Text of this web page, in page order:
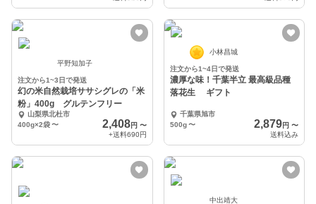
平野知加子
注文から1~3日で発送
幻の米自然栽培ササシグレの「米
粉」400g グルテンフリー
山梨県北杜市
400g×2袋〜 2,408円 〜
+送料690円
小林昌城
注文から1~4日で発送
濃厚な味！千葉半立 最高級品種
落花生 ギフト
千葉県旭市
500g 〜 2,879円 〜
送料込み
中出靖大